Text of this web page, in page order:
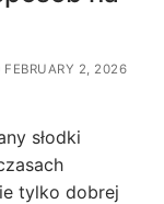
FEBRUARY 2, 2026
słodki
tylko dobrej